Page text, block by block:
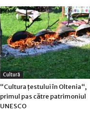
Cultură
“Cultura țestului în Oltenia“,
primul pas către patrimoniul
UNESCO